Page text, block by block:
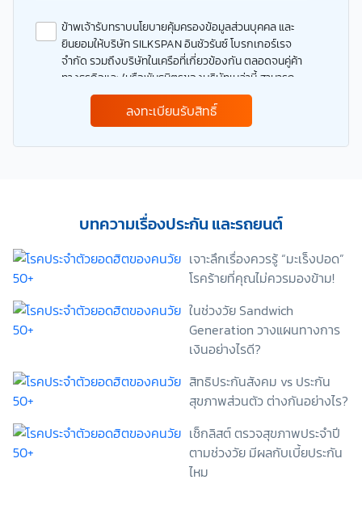
ข้าพเจ้ารับทราบนโยบายคุ้มครองข้อมูลส่วนบุคคล และ
ยินยอมให้บริษัท SILKSPAN อินชัวรันซ์ โบรกเกอร์เรจ
จำกัด รวมถึงบริษัทในเครือที่เกี่ยวข้องกัน ตลอดจนคู่ค้า
ทางธุรกิจและ/หรือพันธมิตรของบริษัทเหล่านี้ สามารถ
เก็บ ใช้ และ/หรือ เปิดเผยข้อมูลส่วนบุคคลและข้อมูลส่วน
บุคคลที่มีความอ่อนไหวของข้าพเจ้า เพื่อวัตถุประสงค์ใน
การดำเนินการติดต่อและนำเสนอข้อมูลสำหรับการขาย
ผลิตภัณฑ์ การจัดทำรายการส่งเสริมการขายและการ
อื่นๆ ท่านสามารถอ่านรายละเอียดนโยบายคุ้มครองข้อมูล
ส่วนบุคคลและสิทธิของเจ้าของข้อมูลส่วนบุคคลได้ที่
เว็บไซต์ คำประกาศเกี่ยวกับความเป็นส่วนตัว ก่อนให้
ความยินยอม ทั้งนี้ ก่อนการแสดงเจตนา ข้าพเจ้าได้อ่าน
รายละเอียดจากเอกสารชี้แจงข้อมูล หรือได้รับคำอธิบาย
เปิดเผยข้อมูลส่วนบุคคล (“ประมวลผลข้อมูลส่วนบุคคล”)
และมีความเข้าใจดีแล้ว ข้าพเจ้าให้ความยินยอมหรือปฏิเสธ
ไม่ให้ความยินยอมในเอกสารนี้ด้วยความสมัครใจ
ข้าพเจ้าสามารถถอนความยินยอมนี้เสียเมื่อใดก็ได้ เว้นแต่
ในกรณีมีข้อจำกัดสิทธิตามกฎหมายหรือยังมีสัญญา
กรณีที่ข้าพเจ้าประสงค์จะไม่ให้ความยินยอม ข้าพเจ้าเข้าใจ
และยอมรับว่า การไม่ให้ความยินยอมจะมีผลทำให้ข้าพเจ้า
(เช่น ข้าพเจ้าอาจได้รับความสะดวกในการใช้บริการน้อย
ลงทะเบียนรับสิทธิ์
บทความเรื่องประกัน และรถยนต์
เจาะลึกเรื่องควรรู้ “มะเร็งปอด”
โรคร้ายที่คุณไม่ควรมองข้าม!
ในช่วงวัย Sandwich
Generation วางแผนทางการ
เงินอย่างไรดี?
สิทธิประกันสังคม vs ประกัน
สุขภาพส่วนตัว ต่างกันอย่างไร?
เช็กลิสต์ ตรวจสุขภาพประจำปี
ตามช่วงวัย มีผลกับเบี้ยประกัน
ไหม